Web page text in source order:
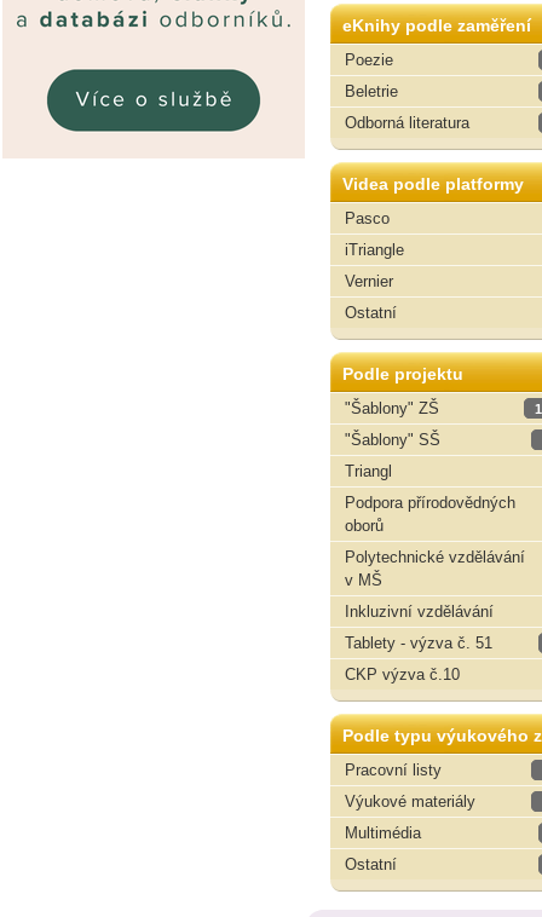
eKnihy podle zaměření
Poezie
Beletrie
Odborná literatura
Videa podle platformy
Pasco
iTriangle
Vernier
Ostatní
Podle projektu
"Šablony" ZŠ
"Šablony" SŠ
Triangl
Podpora přírodovědných
oborů
Polytechnické vzdělávání
v MŠ
Inkluzivní vzdělávání
Tablety - výzva č. 51
CKP výzva č.10
Podle typu výukového
Pracovní listy
Výukové materiály
Multimédia
Ostatní